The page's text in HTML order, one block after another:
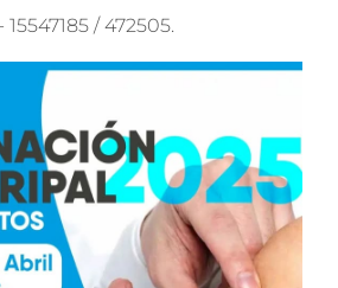
/ 472505.